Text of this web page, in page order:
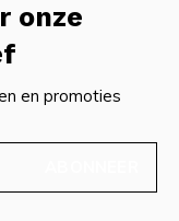
onze
en promoties